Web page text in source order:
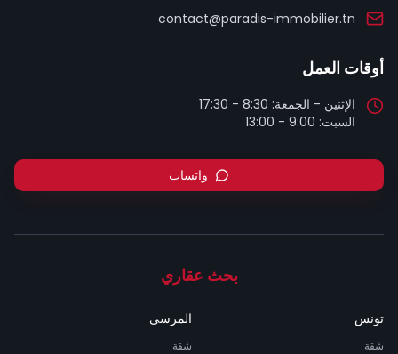
contact@paradis-immobilier.tn
أوقات العمل
السبت: 9:00 - 13:00
واتساب
بحث عقاري
تونس
شقة
المرسى
شقة